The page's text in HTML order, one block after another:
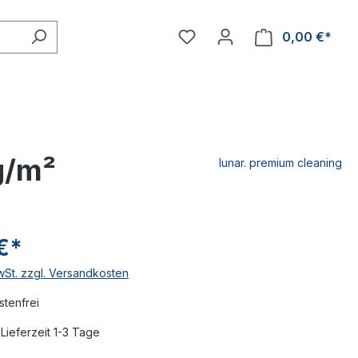
0,00 €*
m² lunar. premium cleaning
zzgl. Versandkosten
1-3 Tage